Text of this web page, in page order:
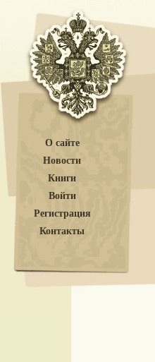
О сайте
Новости
Книги
Войти
Регистрация
Контакты